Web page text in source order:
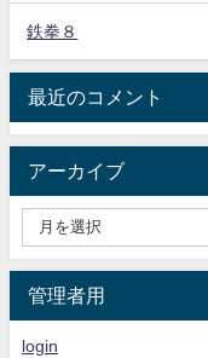
鉄拳８
最近のコメント
アーカイブ
管理者用
login